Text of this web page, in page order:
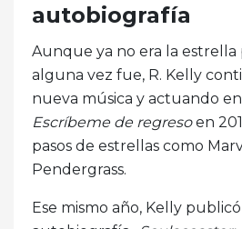
autobiografía
Aunque ya no era la
alguna vez fue, R. Kelly
nueva música y actuando
Escríbeme de regresoen
pasos de estrellas como
Pendergrass.
Ese mismo año, Kelly